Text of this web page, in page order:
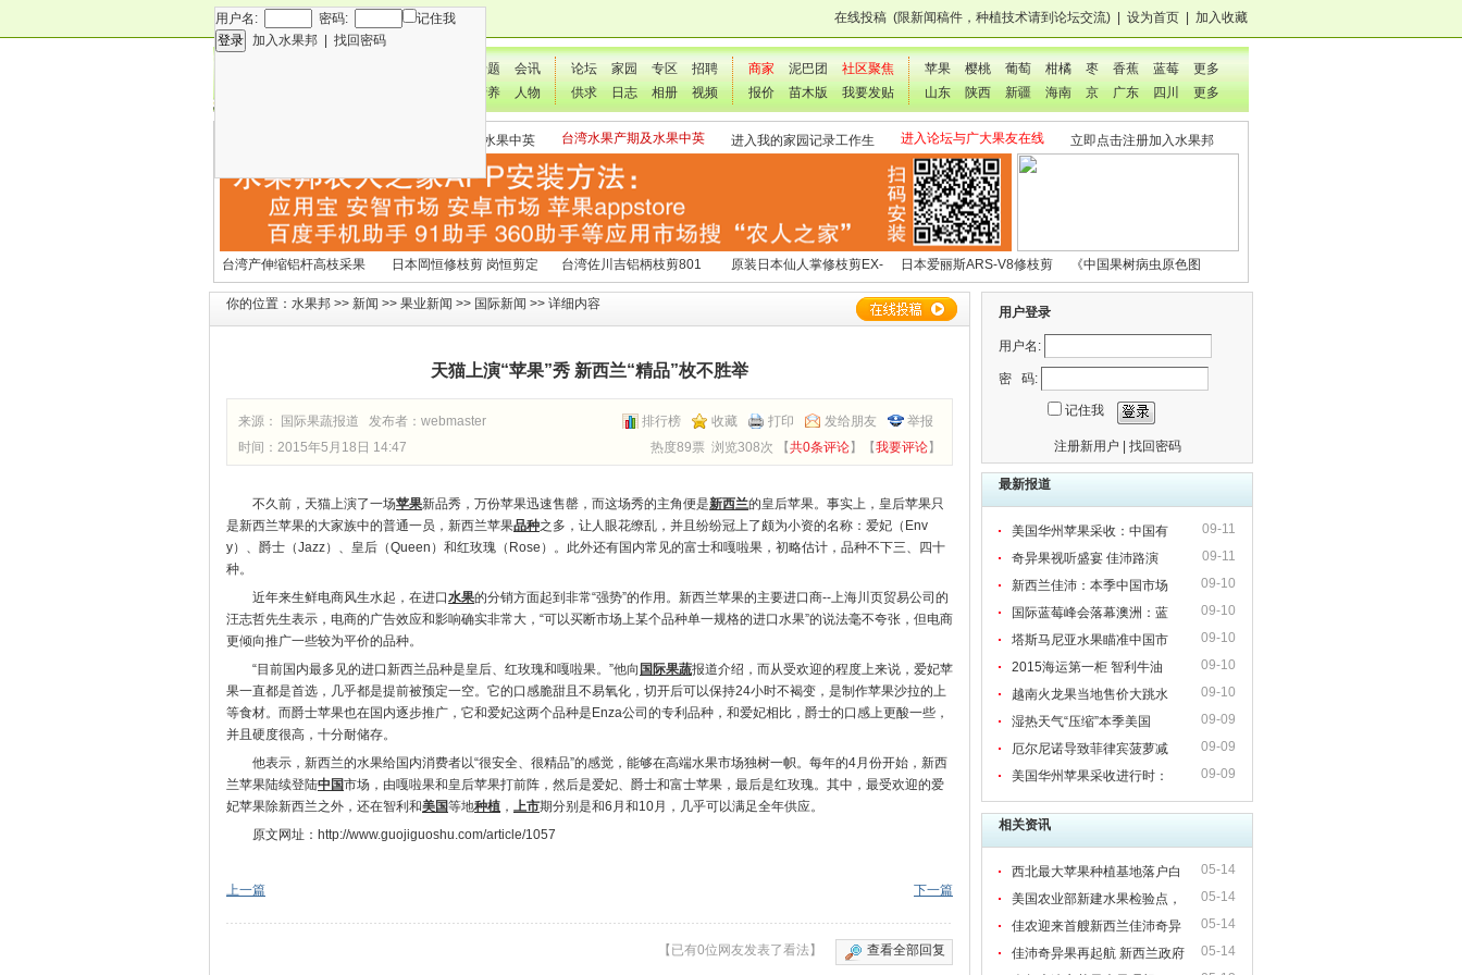
用户名: 密码:
记住我
加入水果邦
找回密码
在线投稿 (限新闻稿件，种植技术请到论坛交流) 设为首页 加入收藏
专题
会讯
营养 人物
论坛 家园 专区
招聘
供求
日志 相册 视频
商家 泥巴团
社区聚焦
报价
苗木版 我要发贴
苹果 樱桃 葡萄 柑橘 枣 香蕉 蓝莓
更多
山东
陕西 新疆 海南 京 广东 四川 更多
国外水果产期及水果中英
台湾水果产期及水果中英
文表
进入我的家园记录工作生
进入论坛与广大果友在线
交流
立即点击注册加入水果邦
台湾产伸缩铝杆高枝采果
剪2270#
日本岡恒修枝剪 岗恒剪定
铗200
台湾佐川吉铝柄枝剪801
（欧洲款式）
原装日本仙人掌修枝剪EX-
3
日本爱丽斯ARS-V8修枝剪
《中国果树病虫原色图
鉴》
你的位置： 水果邦 >> 新闻 >> 果业新闻 >> 国际新闻 >> 详细内容
天猫上演“苹果”秀 新西兰“精品”枚不胜举
排行榜 收藏 打印 发给朋友 举报
来源： 国际果蔬报道 发布者： webmaster
热度89票 浏览308次 【共0条评论】【我要评论】
时间：2015年5月18日 14:47
不久前，天猫上演了一场苹果新品秀，万份苹果迅速售罄，而这场秀的主角便是新西兰的皇后苹果。事实上，皇后苹果只
是新西兰苹果的大家族中的普通一员，新西兰苹果品种之多，让人眼花缭乱，并且纷纷冠上了颇为小资的名称：爱妃（Env
y）、爵士（Jazz）、皇后（Queen）和红玫瑰（Rose）。此外还有国内常见的富士和嘎啦果，初略估计，品种不下三、四十
种。
近年来生鲜电商风生水起，在进口水果的分销方面起到非常“强势”的作用。新西兰苹果的主要进口商--上海川页贸易公司的
汪志哲先生表示，电商的广告效应和影响确实非常大，“可以买断市场上某个品种单一规格的进口水果”的说法毫不夸张，但电商
更倾向推广一些较为平价的品种。
“目前国内最多见的进口新西兰品种是皇后、红玫瑰和嘎啦果。”他向 国际果蔬报道介绍，而从受欢迎的程度上来说，爱妃苹
果一直都是首选，几乎都是提前被预定一空。它的口感脆甜且不易氧化，切开后可以保持24小时不褐变，是制作苹果沙拉的上
等食材。而爵士苹果也在国内逐步推广，它和爱妃这两个品种是Enza公司的专利品种，和爱妃相比，爵士的口感上更酸一些，
并且硬度很高，十分耐储存。
他表示，新西兰的水果给国内消费者以“很安全、很精品”的感觉，能够在高端水果市场独树一帜。每年的4月份开始，新西
兰苹果陆续登陆中国市场，由嘎啦果和皇后苹果打前阵，然后是爱妃、爵士和富士苹果，最后是红玫瑰。其中，最受欢迎的爱
妃苹果除新西兰之外，还在智利和美国等地种植 ， 上市期分别是和6月和10月，几乎可以满足全年供应。
原文网址：http://www.guojiguoshu.com/article/1057
上一篇 下一篇
查看全部回复
【已有0位网友发表了看法】
用户登录
用户名:
密 码:
记住我
注册新用户 找回密码
最新报道
09-11
美国华州苹果采收：中国有
09-11
奇异果视听盛宴 佳沛路演
09-10
新西兰佳沛：本季中国市场
09-10
国际蓝莓峰会落幕澳洲：蓝
09-10
塔斯马尼亚水果瞄准中国市
09-10
2015海运第一柜 智利牛油
09-10
越南火龙果当地售价大跳水
09-09
湿热天气“压缩”本季美国
09-09
厄尔尼诺导致菲律宾菠萝减
09-09
美国华州苹果采收进行时：
相关资讯
05-14
西北最大苹果种植基地落户白
银会宁
05-14
美国农业部新建水果检验点，
促进智利南部港口发展
05-14
佳农迎来首艘新西兰佳沛奇异
果包船：今年重点布局西部市场
05-14
佳沛奇异果再起航 新西兰政府